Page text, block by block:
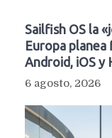
Sailfish OS la
Europa
Android, iOS y
6 agosto, 2026